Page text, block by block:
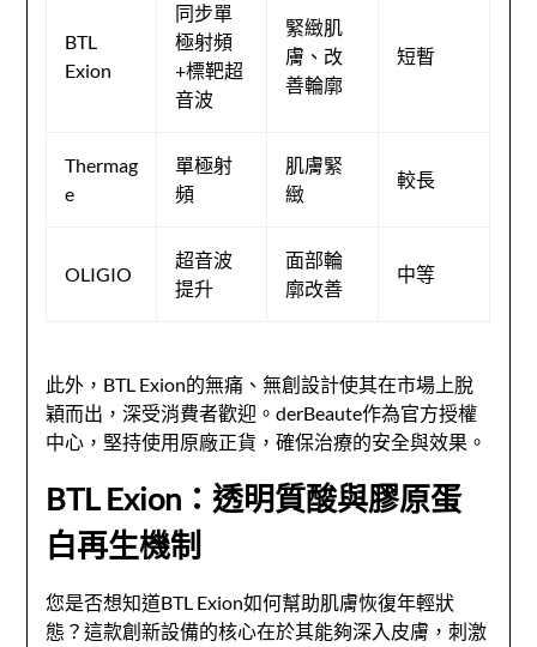
BTL
Exion
同步單
極射頻
+標靶超
音波
緊緻肌
膚、改
善輪廓
短暫
Thermag
e
單極射
頻
肌膚緊
緻
較長
OLIGIO
超音波
提升
面部輪
廓改善
中等
此外，BTL Exion的無痛、無創設計使其在市場上脫
穎而出，深受消費者歡迎。derBeaute作為官方授權
中心，堅持使用原廠正貨，確保治療的安全與效果。
BTL Exion：透明質酸與膠原蛋
白再生機制
您是否想知道BTL Exion如何幫助肌膚恢復年輕狀
態？這款創新設備的核心在於其能夠深入皮膚，刺激